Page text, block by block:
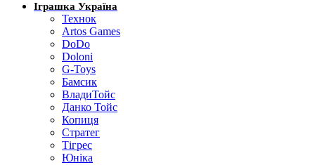
Іграшка Україна
Технок
Artos Games
DoDo
Doloni
G-Toys
Бамсик
ВладиТойс
Данко Тойс
Копиця
Стратег
Тігрес
Юніка